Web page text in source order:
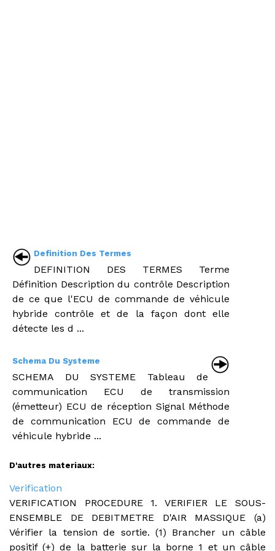
Definition Des Termes
DEFINITION DES TERMES Terme
Définition Description du contrôle Description
de ce que l'ECU de commande de véhicule
hybride contrôle et de la façon dont elle
détecte les d ...
Schema Du Systeme
SCHEMA DU SYSTEME Tableau de
communication ECU de transmission
(émetteur) ECU de réception Signal Méthode
de communication ECU de commande de
véhicule hybride ...
D'autres materiaux:
Verification
VERIFICATION PROCEDURE 1. VERIFIER LE SOUS-
ENSEMBLE DE DEBITMETRE D'AIR MASSIQUE (a)
Vérifier la tension de sortie. (1) Brancher un câble
positif (+) de la batterie sur la borne 1 et un câble